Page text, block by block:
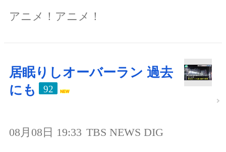
アニメ！アニメ！
居眠りしオーバーラン 過去
にも
92
08月08日 19:33 TBS NEWS DIG